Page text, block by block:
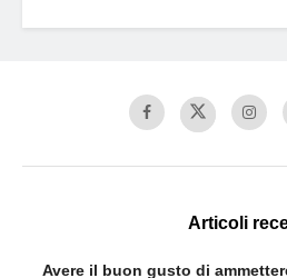
Articoli
Avere il buon gusto di